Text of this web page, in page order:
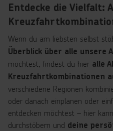
Entdecke die Vielfalt:
Wenn du am liebsten selbst
Überblick über alle unsere
möchtest, findest du hier alle
Kreuzfahrtkombinationen
verschiedene Regionen
oder danach einplanen oder
entdecken möchtest – hier
durchstöbern und deine